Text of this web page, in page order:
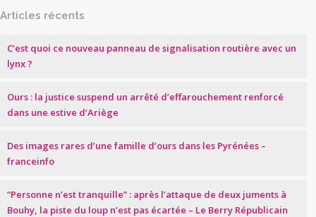
Articles récents
C’est quoi ce nouveau panneau de signalisation routière avec un
lynx ?
Ours : la justice suspend un arrêté d’effarouchement renforcé
dans une estive d’Ariège
Des images rares d’une famille d’ours dans les Pyrénées –
franceinfo
“Personne n’est tranquille” : après l’attaque de deux juments à
Bouhy, la piste du loup n’est pas écartée – Le Berry Républicain